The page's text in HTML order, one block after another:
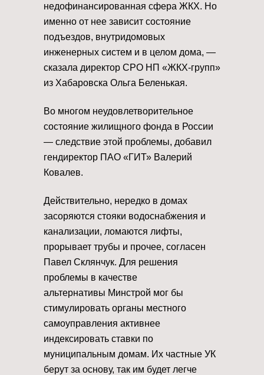
недофинансированная сфера ЖКХ. Но
именно от нее зависит состояние
подъездов, внутридомовых
инженерных систем и в целом дома, —
сказала директор СРО НП «ЖКХ-групп»
из Хабаровска Ольга Беленькая.
Во многом неудовлетворительное
состояние жилищного фонда в России
— следствие этой проблемы, добавил
гендиректор ПАО «ГИТ» Валерий
Ковалев.
Действительно, нередко в домах
засоряются стояки водоснабжения и
канализации, ломаются лифты,
прорывает трубы и прочее, согласен
Павел Склянчук. Для решения
проблемы в качестве
альтернативы Минстрой мог бы
стимулировать органы местного
самоуправления активнее
индексировать ставки по
муниципальным домам. Их частные УК
берут за основу, так им будет легче